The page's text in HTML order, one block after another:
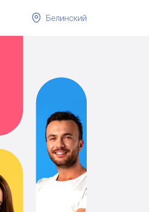
Белинский